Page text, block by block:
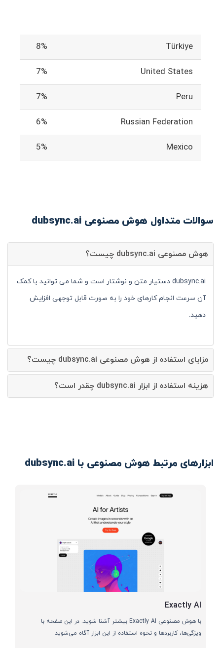
Türkiye
8%
United States
7%
Peru
7%
Russian Federation
6%
Mexico
5%
سوالات متداول هوش مصنوعی dubsync.ai
هوش مصنوعی dubsync.ai چیست؟
dubsync.ai دستیار متن و نوشتار است و شما می توانید با کمک
آن سرعت انجام کارهای خود را به صورت قابل توجهی افزایش
دهید.
مزایای استفاده از هوش مصنوعی dubsync.ai چیست؟
هزینه استفاده از ابزار dubsync.ai چقدر است؟
ابزارهای مرتبط هوش مصنوعی با dubsync.ai
Exactly AI
با هوش مصنوعی Exactly AI بیشتر آشنا شوید. در این صفحه با
ویژگی‌ها، کاربردها و نحوه استفاده از این ابزار آگاه می‌شوید